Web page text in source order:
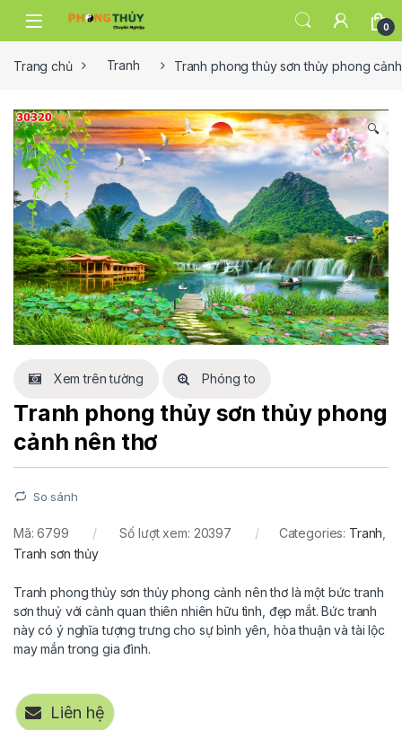
0
Trang chủ Tranh Tranh phong thủy sơn thủy phong
🔍
Xem trên tường Phóng to
Tranh phong thủy sơn thủy phong
cảnh nên thơ
So sánh
Mã:6799 Số lượt xem: 20397 Categories: Tranh
Tranh sơn thủy
Tranh phong thủy sơn thủy phong cảnh nên thơ là một bức tranh
sơn thuỷ với cảnh quan thiên nhiên hữu tình, đẹp mắt. Bức tranh
này có ý nghĩa tượng trưng cho sự bình yên, hòa thuận và tài lộc
may mắn trong gia đình.
Liên hệ